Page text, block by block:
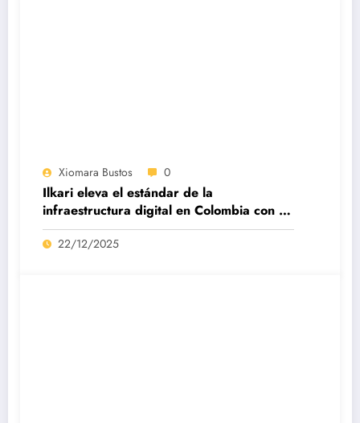
Xiomara Bustos 0
Ilkari eleva el estándar de la
infraestructura digital en Colombia con su
datacenter certificado Nivel IV de ICREA
22/12/2025